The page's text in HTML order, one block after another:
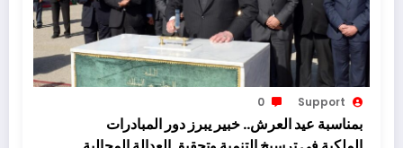
Support
0
بمناسبة عيد العرش.. خبير يبرز دور المبادرات